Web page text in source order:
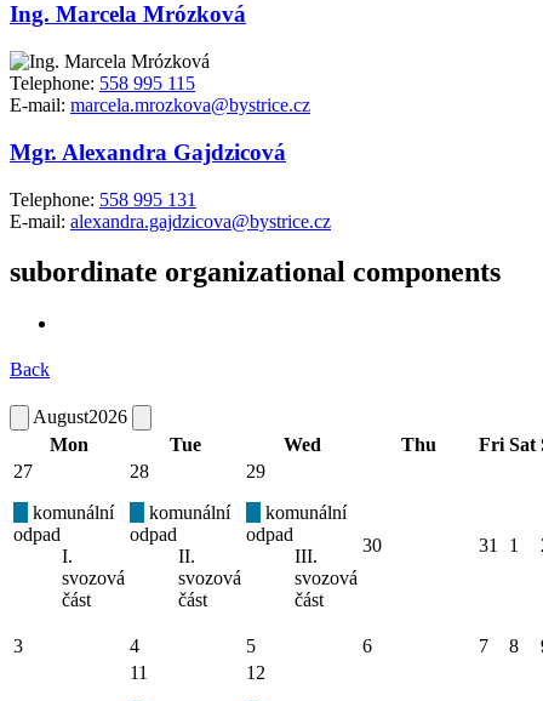
Ing. Marcela Mrózková
Telephone: 558 995 115
E-mail: marcela.mrozkova@bystrice.cz
Mgr. Alexandra Gajdzicová
Telephone: 558 995 131
E-mail: alexandra.gajdzicova@bystrice.cz
subordinate organizational components
Back
August2026
Mon
Tue Wed Thu Fri Sat
27
komunální
odpad
I.
svozová
část
28
komunální
odpad
II.
svozová
část
29
komunální
odpad
III.
svozová
část
30 31 1
3 4 5 6 7 8
11
12